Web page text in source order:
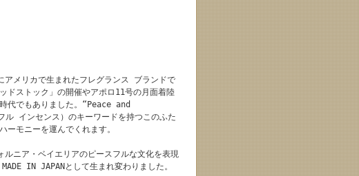
アメリカで生まれたフレグランス ブランドで
ストック」の開催やアポロ11号の月面着陸
代でもありました。“Peace and
インセンス）のキーワードを持つこのふた
ーモニーを運んでくれます。
ニア・ベイエリアのピースフルな文化を表現
IN JAPANとして生まれ変わりました。